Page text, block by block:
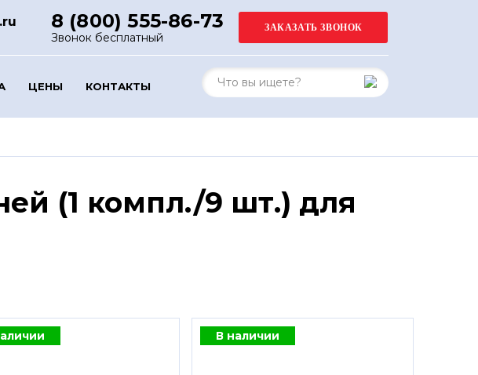
8 (800) 555-86-73
Звонок бесплатный
ЦЕНЫ КОНТАКТЫ
(1 компл./9 шт.) для
В наличии